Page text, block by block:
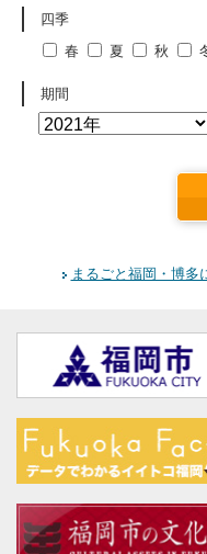
四季
春
夏 秋
期間
まるごと福岡・博多